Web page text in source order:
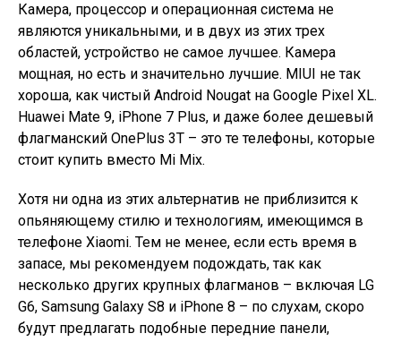
Камера, процессор и операционная система не
являются уникальными, и в двух из этих трех
областей, устройство не самое лучшее. Камера
мощная, но есть и значительно лучшие. MIUI не так
хороша, как чистый Android Nougat на Google Pixel XL.
Huawei Mate 9, iPhone 7 Plus, и даже более дешевый
флагманский OnePlus 3Т – это те телефоны, которые
стоит купить вместо Mi Mix.
Хотя ни одна из этих альтернатив не приблизится к
опьяняющему стилю и технологиям, имеющимся в
телефоне Xiaomi. Тем не менее, если есть время в
запасе, мы рекомендуем подождать, так как
несколько других крупных флагманов – включая LG
G6, Samsung Galaxy S8 и iPhone 8 – по слухам, скоро
будут предлагать подобные передние панели,